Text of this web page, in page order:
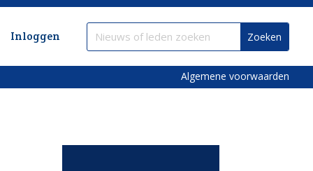
Inloggen
Algemene voorwaarden